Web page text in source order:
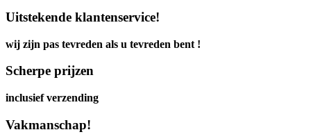
Uitstekende klantenservice!
wij zijn pas tevreden als u tevreden bent !
Scherpe prijzen
inclusief verzending
Vakmanschap!